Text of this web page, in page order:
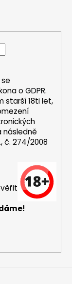
oGDPR.
starší 18ti let,
následně
č. 274/2008